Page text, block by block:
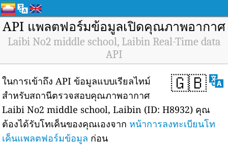
API แพลตฟอร์มข้อมูลเปิดคุณภาพอากาศ
Laibi No2 middle school, Laibin Real-Time data
API
🇬🇧
ในการเข้าถึง API ข้อมูลแบบเรียลไทม์
สำหรับสถานีตรวจสอบคุณภาพอากาศ
Laibi No2 middle school, Laibin (ID: H8932) คุณ
ต้องได้รับโทเค็นของคุณเองจาก หน้าการลงทะเบียนโท
เค็นแพลตฟอร์มข้อมูล ก่อน